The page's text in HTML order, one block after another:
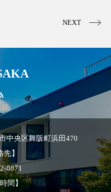
NEXT
中央区舞阪町浜田470
】
0871
間】